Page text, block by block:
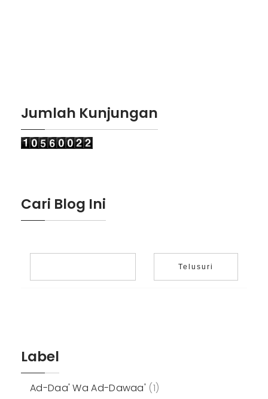
Jumlah Kunjungan
Cari Blog Ini
Label
Ad-Daa' Wa Ad-Dawaa' (1)